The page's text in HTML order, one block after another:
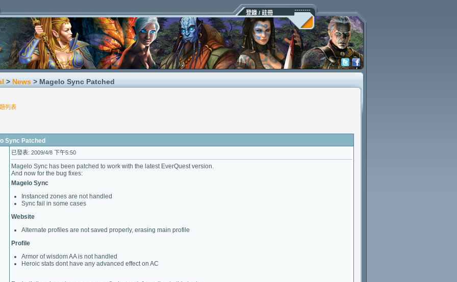
登錄 / 註冊
> News > Magelo Sync Patched
列表
Sync Patched
已發表: 2009/4/8 下午5:50
Magelo Sync has been patched to work with the latest EverQuest version.
And now for the bug fixes:
Magelo Sync
Instanced zones are not handled
Sync fail in some cases
Website
Alternate profiles are not saved properly, erasing main profile
Profile
Armor of wisdom AA is not handled
Heroic stats dont have any advanced effect on AC